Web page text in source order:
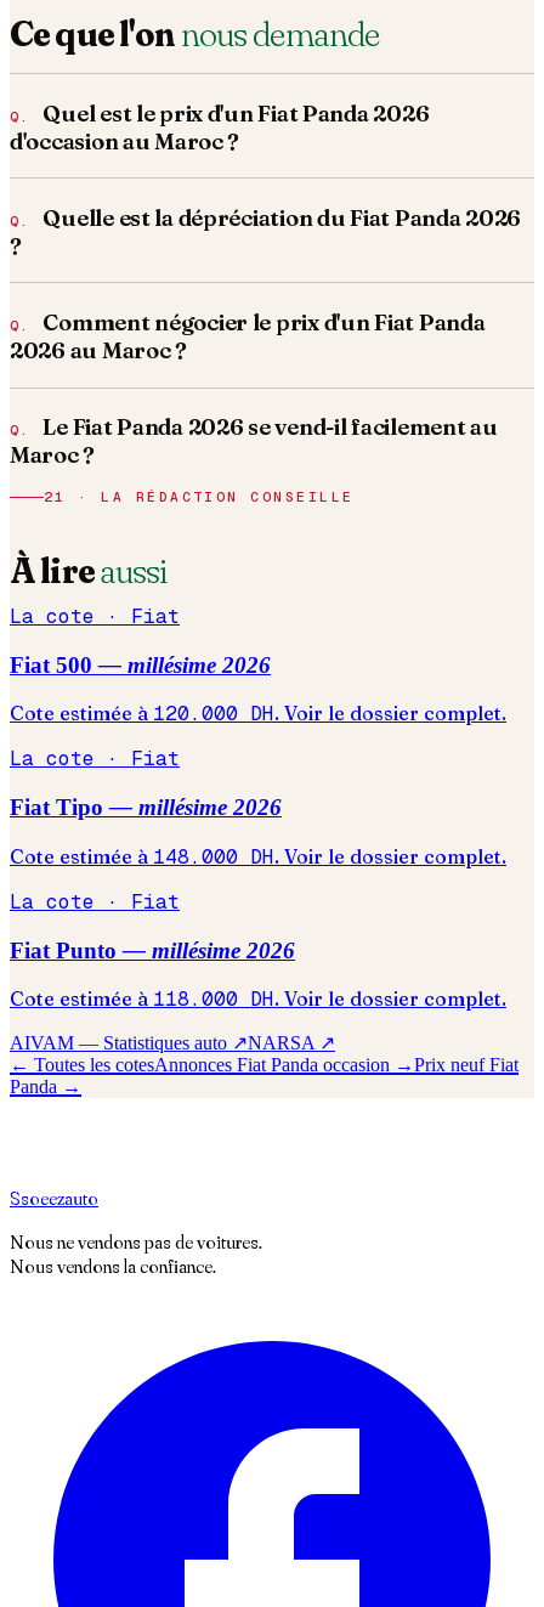
Ce que l'onnous demande
Quel est le prix d'un Fiat Panda 2026
d'occasion au Maroc ?
Quelle est la dépréciation du Fiat Panda 2026
?
Comment négocier le prix d'un Fiat Panda
2026 au Maroc ?
Le Fiat Panda 2026 se vend-il facilement au
Maroc ?
21 · LA RÉDACTION CONSEILLE
À lireaussi
La cote · Fiat
Fiat 500 — millésime 2026
Cote estimée à 120.000 DH. Voir le dossier complet.
La cote · Fiat
Fiat Tipo — millésime 2026
Cote estimée à 148.000 DH. Voir le dossier complet.
La cote · Fiat
Fiat Punto — millésime 2026
Cote estimée à 118.000 DH. Voir le dossier complet.
AIVAM — Statistiques auto ↗NARSA ↗
← Toutes les cotesAnnonces Fiat Panda occasion →Prix neufFiat
Panda →
Ssoeezauto
Nous ne vendons pas de voitures.
Nous vendons la confiance.